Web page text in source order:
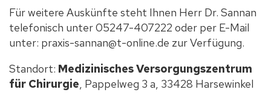
Für weitere Auskünfte steht Ihnen Herr Dr. Sannan
telefonisch unter 05247-407222 oder per E-Mail
unter: praxis-sannan@t-online.de zur Verfügung.
Standort: Medizinisches Versorgungszentrum
für Chirurgie, Pappelweg 3 a, 33428 Harsewinkel